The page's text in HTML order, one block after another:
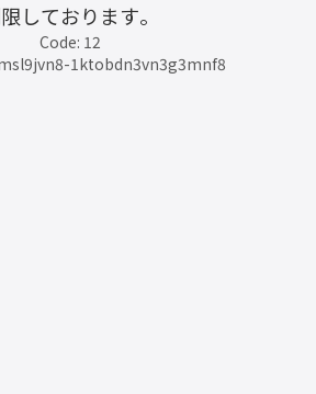
しております。
Code: 12
1ktobdn3vn3g3mnf8